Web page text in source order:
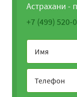
Астрахани -
+7 (499) 520-